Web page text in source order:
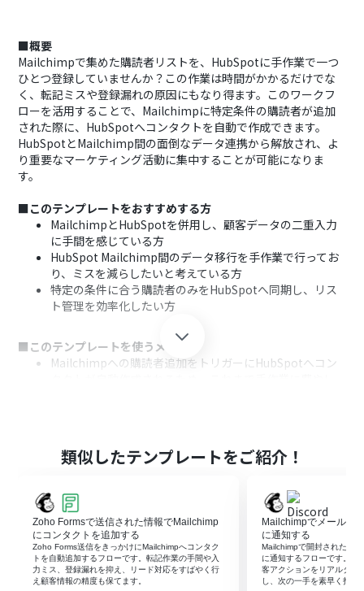
■概要
Mailchimpで集めた購読者リストを、HubSpotに手作業で一つ
ひとつ登録していませんか？この作業は時間がかかるだけでな
く、転記ミスや登録漏れの原因にもなり得ます。このワークフ
ローを活用することで、Mailchimpに特定条件の購読者が追加
された際に、HubSpotへコンタクトを自動で作成できます。
HubSpotとMailchimp間の面倒なデータ連携から解放され、よ
り重要なマーケティング活動に集中することが可能になりま
す。
■このテンプレートをおすすめする方
MailchimpとHubSpotを併用し、顧客データの二重入力
に手間を感じている方
HubSpot Mailchimp間のデータ移行を手作業で行ってお
り、ミスを減らしたいと考えている方
特定の条件に合う購読者のみをHubSpotへ同期し、リス
ト管理を効率化したい方
■このテンプレートを使うメリット
Mailchimpへの購読者追加をトリガーにHubSpotへコン
はじめに、HubSpotとMailchimpをYoomと連携します。
次に、トリガーでMailchimpを選択し、「購読者が追加さ
れたら」というアクションを設定します。
次に、オペレーションで分岐機能を追加し、特定の条件
で処理が分かれるように設定します。
最後に、条件を満たした場合のオペレーションとして
類似したテンプレートをご紹介！
Zoho Formsで送信された情報でMailchimp
にコンタクトを追加する
Zoho Forms送信をきっかけにMailchimpへコンタク
トを自動追加するフローです。転記作業の手間や入
力ミス、登録漏れを抑え、リード対応をすばやく行
え顧客情報の精度も保てます。
Mailchimpでメールが
に通知する
Mailchimpで開封されたメ
に通知するフローです。手
客アクションをリアルタイ
し、次の一手を素早く打て